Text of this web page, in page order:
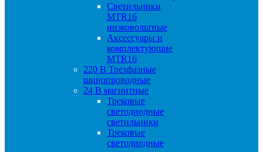
Светильники
MTR16
низковольтные
Аксессуары и
комплектующие
MTR16
220 B Трехфазные
шинопроводные
24 B магнитные
Трековые
светодиодные
светильники
Трековые
светодиодные